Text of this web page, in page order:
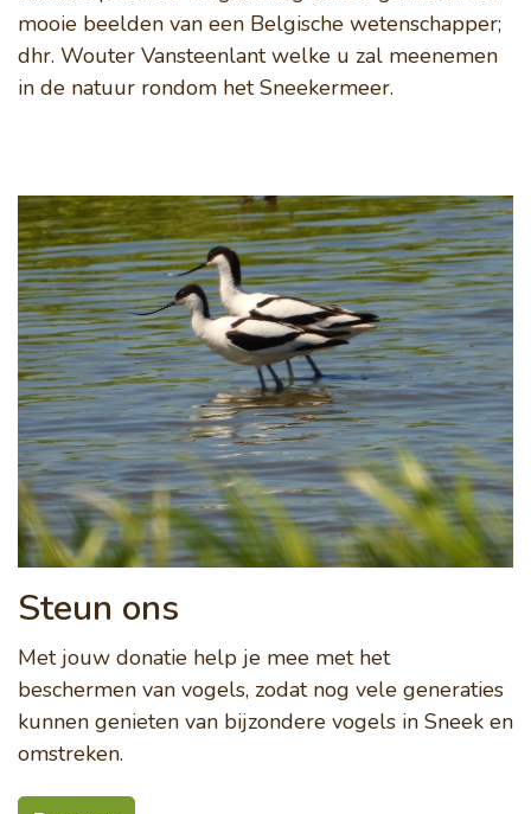
mooie beelden van een Belgische wetenschapper;
dhr. Wouter Vansteenlant welke u zal meenemen
in de natuur rondom het Sneekermeer.
Steun ons
Met jouw donatie help je mee met het
beschermen van vogels, zodat nog vele generaties
kunnen genieten van bijzondere vogels in Sneek en
omstreken.